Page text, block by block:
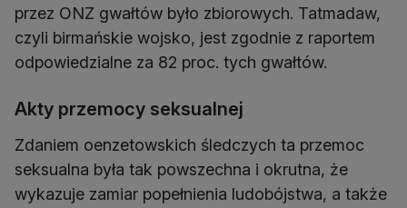
przez ONZ gwałtów było zbiorowych. Tatmadaw,
czyli birmańskie wojsko, jest zgodnie z raportem
odpowiedzialne za 82 proc. tych gwałtów.
Akty przemocy seksualnej
Zdaniem oenzetowskich śledczych ta przemoc
seksualna była tak powszechna i okrutna, że
wykazuje zamiar popełnienia ludobójstwa, a także